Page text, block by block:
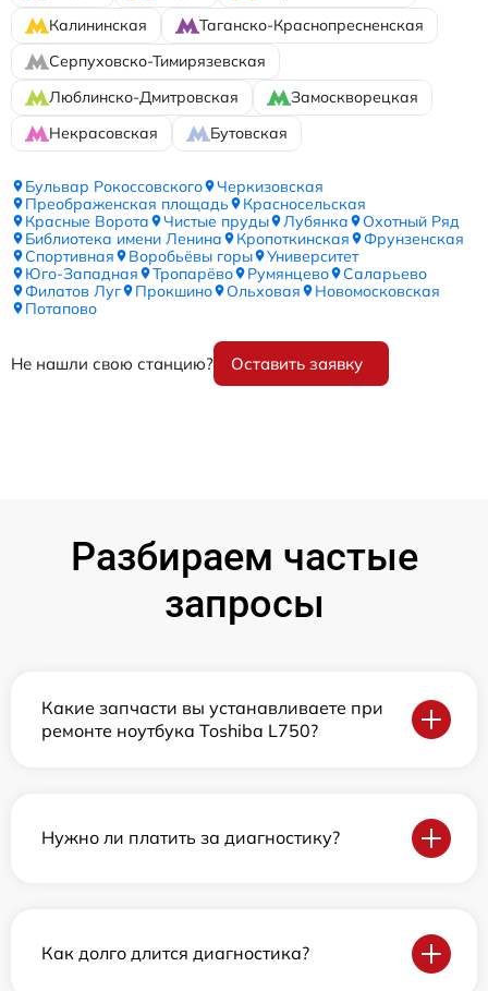
Калининская
Таганско-Краснопресненская
Серпуховско-Тимирязевская
Люблинско-Дмитровская
Замоскворецкая
Некрасовская
Бутовская
Бульвар Рокоссовского
Черкизовская
Преображенская площадь
Красносельская
Красные Ворота
Чистые пруды Лубянка
Охотный Ряд
Библиотека имени Ленина
Кропоткинская
Фрунзенская
Спортивная
Воробьёвы горы
Университет
Юго-Западная
Тропарёво Румянцево
Саларьево
Филатов Луг
Прокшино Ольховая
Новомосковская
Потапово
Не нашли свою станцию? Оставить заявку
Разбираем частые
запросы
Какие запчасти вы устанавливаете при
ремонте ноутбука Toshiba L750?
Нужно ли платить за диагностику?
Как долго длится диагностика?